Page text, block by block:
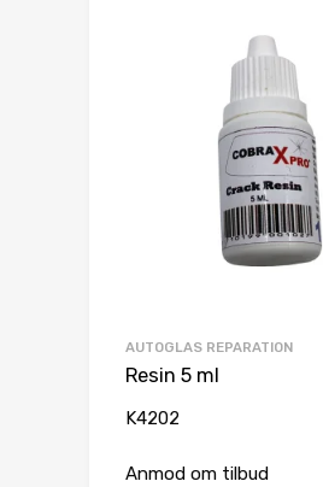
AUTOGLAS REPARATION
Resin 5 ml
K4202
Anmod om tilbud